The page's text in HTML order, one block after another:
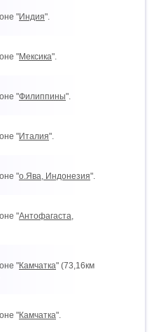
"Индия".
"Мексика".
"Филиппины".
"Италия".
"о.Ява, Индонезия".
"Антофагаста,
"Камчатка" (73,16км
"Камчатка".